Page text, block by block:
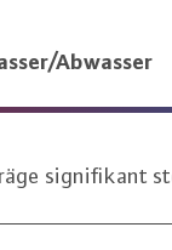
Abwasser
signifikant